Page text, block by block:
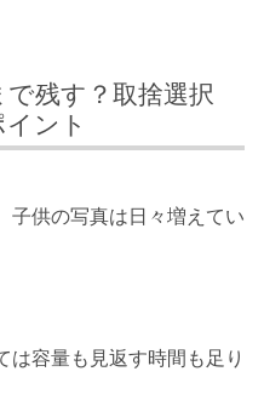
残す？取捨選択
ント
子供の写真は日々増えてい
は容量も見返す時間も足り